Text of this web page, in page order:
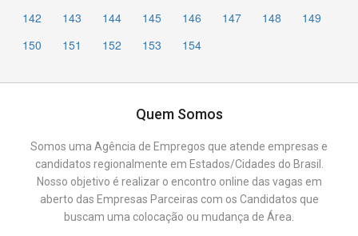
142
143 144 145 146 147 148
149
150
151 152 153 154
Quem Somos
Somos uma Agência de Empregos que atende empresas e
candidatos regionalmente em Estados/Cidades do Brasil.
Nosso objetivo é realizar o encontro online das vagas em
aberto das Empresas Parceiras com os Candidatos que
buscam uma colocação ou mudança de Área.